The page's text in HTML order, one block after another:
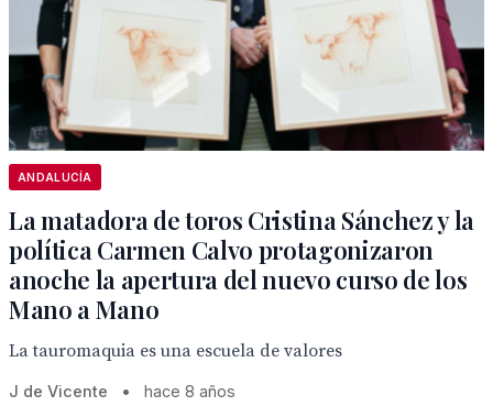
ANDALUCÍA
La matadora de toros Cristina Sánchez y la
política Carmen Calvo protagonizaron
anoche la apertura del nuevo curso de los
Mano a Mano
La tauromaquia es una escuela de valores
J de Vicente • hace 8 años